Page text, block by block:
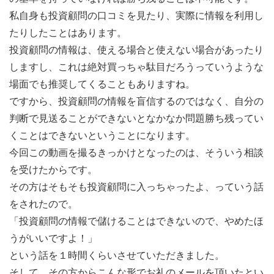
私自身も投資顧問の口コミを見たり、実際に情報を利用し
たりしたことはあります。
投資顧問の情報は、使える場合と使えない場合があったり
しますし、
これは絶対買っちゃ駄目だろうっていうような
場面でも推奨してくることもありますね。
ですから、投資顧問の情報を盲信するのではなく、自分の
判断で見送ることができないとなかなか問題勝ち残ってい
くことはできないということになります。
今回この動画を撮るきっかけとなったのは、そういう相談
を受けたからです。
その方はそもそも投資顧問に入っちゃったよ、っていう話
をされたので。
「投資顧問の情報で儲けることはできないので、やめたほ
うがいいですよ！」
という話を１ 時間くらいさせていただきました。